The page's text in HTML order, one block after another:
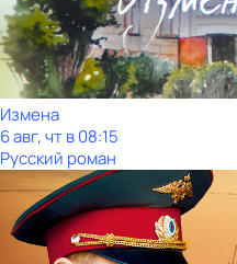
Измена
6 авг, чт в 08:15
Русский роман